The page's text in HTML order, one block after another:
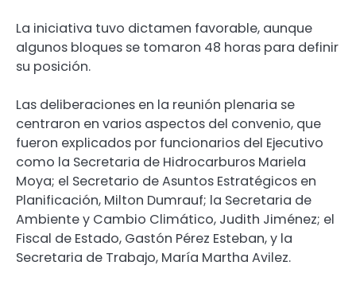
La iniciativa tuvo dictamen favorable, aunque
algunos bloques se tomaron 48 horas para definir
su posición.
Las deliberaciones en la reunión plenaria se
centraron en varios aspectos del convenio, que
fueron explicados por funcionarios del Ejecutivo
como la Secretaria de Hidrocarburos Mariela
Moya; el Secretario de Asuntos Estratégicos en
Planificación, Milton Dumrauf; la Secretaria de
Ambiente y Cambio Climático, Judith Jiménez; el
Fiscal de Estado, Gastón Pérez Esteban, y la
Secretaria de Trabajo, María Martha Avilez.